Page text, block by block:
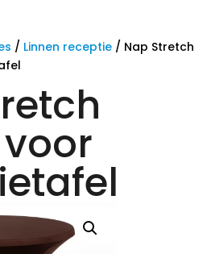
/ Linnen receptie / Nap Stretch